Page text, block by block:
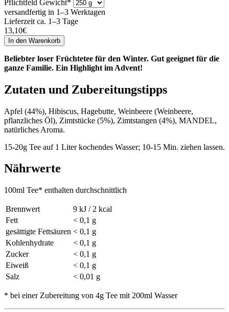
Pflichtfeld Gewicht*
versandfertig in 1–3 Werktagen
Lieferzeit ca. 1–3 Tage
13,10€
Beliebter loser Früchtetee für den Winter. Gut geeignet für die
ganze Familie. Ein Highlight im Advent!
Zutaten und Zubereitungstipps
Apfel (44%), Hibiscus, Hagebutte, Weinbeere (Weinbeere,
pflanzliches Öl), Zimtstücke (5%), Zimtstangen (4%), MANDEL,
natürliches Aroma.
15-20g Tee auf 1 Liter kochendes Wasser; 10-15 Min. ziehen lassen.
Nährwerte
100ml Tee* enthalten durchschnittlich
Brennwert
9 kJ / 2 kcal
Fett
< 0,1 g
gesättigte Fettsäuren < 0,1 g
Kohlenhydrate
< 0,1 g
Zucker
< 0,1 g
Eiweiß
< 0,1 g
Salz
< 0,01 g
* bei einer Zubereitung von 4g Tee mit 200ml Wasser